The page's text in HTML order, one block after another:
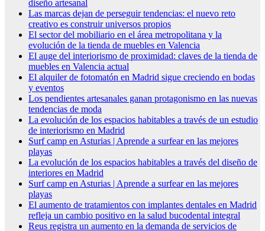
diseño artesanal
Las marcas dejan de perseguir tendencias: el nuevo reto
creativo es construir universos propios
El sector del mobiliario en el área metropolitana y la
evolución de la tienda de muebles en Valencia
El auge del interiorismo de proximidad: claves de la tienda de
muebles en Valencia actual
El alquiler de fotomatón en Madrid sigue creciendo en bodas
y eventos
Los pendientes artesanales ganan protagonismo en las nuevas
tendencias de moda
La evolución de los espacios habitables a través de un estudio
de interiorismo en Madrid
Surf camp en Asturias | Aprende a surfear en las mejores
playas
La evolución de los espacios habitables a través del diseño de
interiores en Madrid
Surf camp en Asturias | Aprende a surfear en las mejores
playas
El aumento de tratamientos con implantes dentales en Madrid
refleja un cambio positivo en la salud bucodental integral
Reus registra un aumento en la demanda de servicios de